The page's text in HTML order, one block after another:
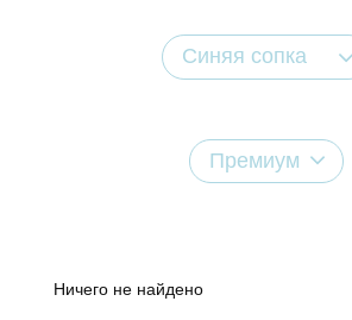
Синяя сопка
Премиум
Ничего не найдено